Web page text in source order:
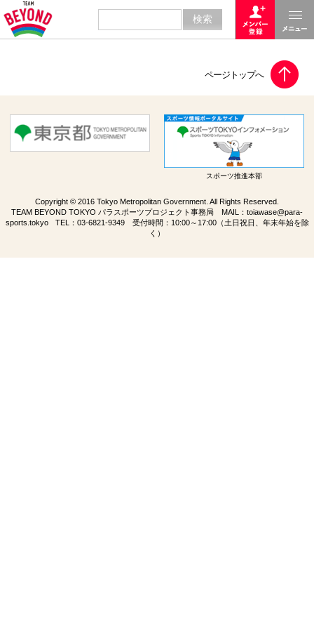
スポーツ推進本部
Copyright © 2016 Tokyo Metropolitan Government. All Rights Reserved.
TEAM BEYOND TOKYO パラスポーツプロジェクト事務局 MAIL： toiawase@para-
sports.tokyoTEL： 03-6821-9349受付時間：10:00～17:00（土日祝日、年末年始を除
く）